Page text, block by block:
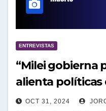
ENTREVISTAS
“Milei gobierna
alienta políticas
OCT 31, 2024